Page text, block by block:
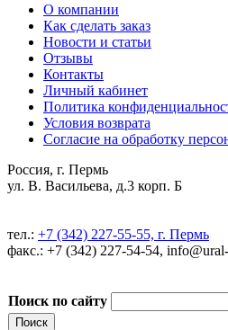
О компании
Как сделать заказ
Новости и статьи
Отзывы
Контакты
Личный кабинет
Политика
Условия возврата
Согласие на обработку
Россия, г. Пермь
ул. В. Васильева, д.3 корп. Б
тел.: +7 (342) 227-55-55, г. Пермь
факс.: +7 (342) 227-54-54,
Поиск по сайту